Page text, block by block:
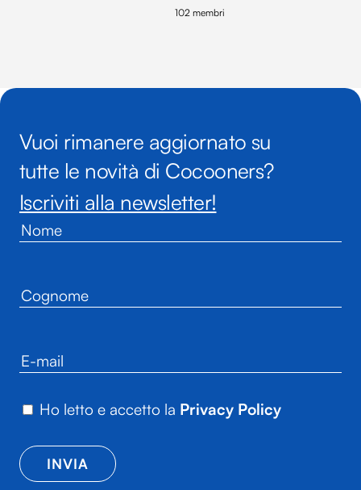
102 membri
Vuoi rimanere aggiornato su
tutte le novità di Cocooners?
Iscriviti alla newsletter!
Ho letto e accetto la Privacy Policy